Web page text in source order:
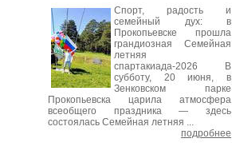
Спорт, радость и
семейный дух: в
Прокопьевске прошла
грандиозная Семейная
летняя
спартакиада-2026 В
субботу, 20 июня, в
Зенковском парке
Прокопьевска царила атмосфера
всеобщего праздника — здесь
состоялась Семейная летняя ...
подробнее